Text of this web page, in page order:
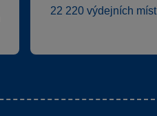
22 220 výdejních míst